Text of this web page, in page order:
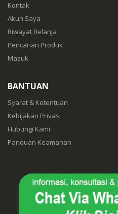
Kontak
Akun Saya
Riwayat Belanja
Pencarian Produk
Masuk
BANTUAN
Syarat & Ketentuan
Kebijakan Privasi
Hubungi Kami
Panduan Keamanan